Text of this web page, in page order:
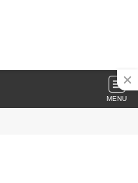
MENU